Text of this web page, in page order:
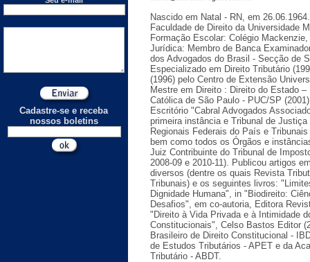
Cadastre-se e receba
nossos boletins
Nascido em Natal - RN, em
Faculdade de Direito da Universidade
Formação Escolar: Colégio
Jurídica: Membro de Banca
dos Advogados do Brasil - Secção de
Especializado em Direito Tributário
(1996) pelo Centro de Extensão
Mestre em Direito : Direito do Estado
Católica de São Paulo - PUC/SP
Escritório "Cabral Advogados
primeira instância e Tribunal de
Regionais Federais do País e
bem como todos os Órgãos e
Juiz Contribuinte do Tribunal de
2008-09 e 2010-11). Publicou artigos
diversos (dentre os quais Revista
Tribunais) e os seguintes livros:
Dignidade Humana", in "Biodireito:
Desafios", em co-autoria, Editora
"Direito à Vida Privada e à Intimidade
Constitucionais", Celso Bastos Editor
Brasileiro de Direito Constitucional -
de Estudos Tributários - APET e da
Tributário - ABDT.